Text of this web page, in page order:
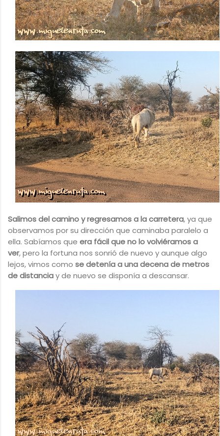
Salimos del camino y regresamos a la carretera, ya que
observamos por su dirección que caminaba paralelo a
ella. Sabíamos que era fácil que no lo volviéramos a
ver, pero la fortuna nos sonrió de nuevo y aunque algo
lejos, vimos como se detenía a una decena de metros
de distanciay de nuevo se disponía a descansar.